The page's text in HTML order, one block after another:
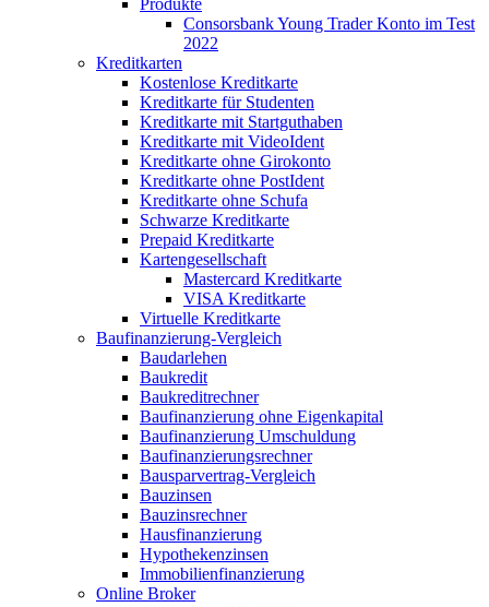
Produkte
Consorsbank Young Trader Konto im Test
2022
Kreditkarten
Kostenlose Kreditkarte
Kreditkarte für Studenten
Kreditkarte mit Startguthaben
Kreditkarte mit VideoIdent
Kreditkarte ohne Girokonto
Kreditkarte ohne PostIdent
Kreditkarte ohne Schufa
Schwarze Kreditkarte
Prepaid Kreditkarte
Kartengesellschaft
Mastercard Kreditkarte
VISA Kreditkarte
Virtuelle Kreditkarte
Baufinanzierung-Vergleich
Baudarlehen
Baukredit
Baukreditrechner
Baufinanzierung ohne Eigenkapital
Baufinanzierung Umschuldung
Baufinanzierungsrechner
Bausparvertrag-Vergleich
Bauzinsen
Bauzinsrechner
Hausfinanzierung
Hypothekenzinsen
Immobilienfinanzierung
Online Broker